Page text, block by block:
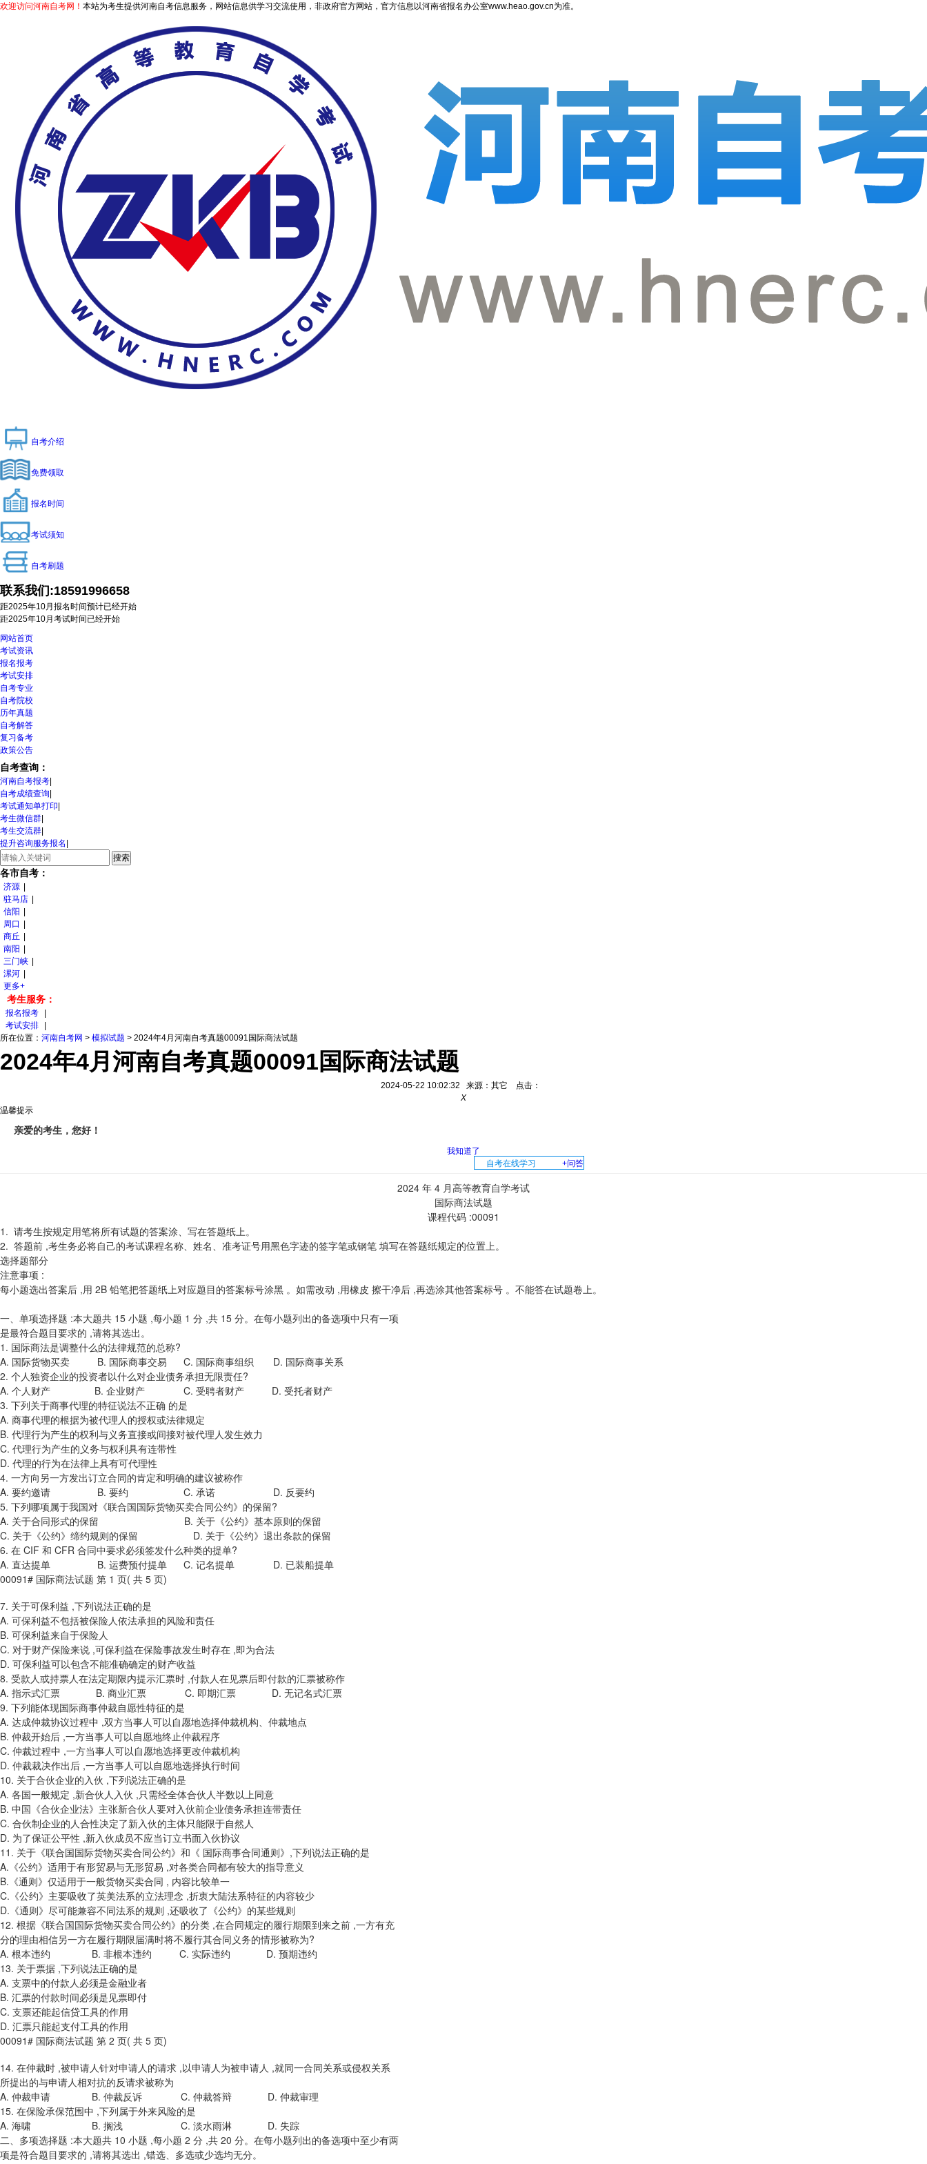
欢迎访问河南自考网！ 本站为考生提供河南自考信息服务，网站信息供学习交流使用，非政府官方网站，官方信息以河南省报名办公室www.heao.gov.cn为准。
自考介绍
免费领取
报名时间
考试须知
自考刷题
联系我们:18591996658
距2025年10月报名时间预计已经开始
距2025年10月考试时间已经开始
网站首页
考试资讯
报名报考
考试安排
自考专业
自考院校
历年真题
自考解答
复习备考
政策公告
自考查询：
河南自考报考
自考成绩查询
考试通知单打印
考生微信群
考生交流群
提升咨询服务报名
各市自考：
济源
驻马店
信阳
周口
商丘
南阳
三门峡
漯河
更多+
考生服务：
报名报考
考试安排
所在位置： 河南自考网 > 模拟试题 > 2024年4月河南自考真题00091国际商法试题
2024年4月河南自考真题00091国际商法试题
2024-05-22 10:02:32 来源：其它 点击：
X
温馨提示
亲爱的考生，您好！
我知道了
自考在线学习
+问答
2024 年 4 月高等教育自学考试
国际商法试题
课程代码 :00091
1. 请考生按规定用笔将所有试题的答案涂、写在答题纸上。
2. 答题前 ,考生务必将自己的考试课程名称、姓名、准考证号用黑色字迹的签字笔或钢笔 填写在答题纸规定的位置上。
选择题部分
注意事项 :
每小题选出答案后 ,用 2B 铅笔把答题纸上对应题目的答案标号涂黑 。如需改动 ,用橡皮 擦干净后 ,再选涂其他答案标号 。不能答在试题卷上。
一、单项选择题 :本大题共 15 小题 ,每小题 1 分 ,共 15 分。在每小题列出的备选项中只有一项
是最符合题目要求的 ,请将其选出。
1. 国际商法是调整什么的法律规范的总称?
A. 国际货物买卖 B. 国际商事交易 C. 国际商事组织 D. 国际商事关系
2. 个人独资企业的投资者以什么对企业债务承担无限责任?
A. 个人财产 B. 企业财产 C. 受聘者财产 D. 受托者财产
3. 下列关于商事代理的特征说法不正确 的是
A. 商事代理的根据为被代理人的授权或法律规定
B. 代理行为产生的权利与义务直接或间接对被代理人发生效力
C. 代理行为产生的义务与权利具有连带性
D. 代理的行为在法律上具有可代理性
4. 一方向另一方发出订立合同的肯定和明确的建议被称作
A. 要约邀请 B. 要约 C. 承诺 D. 反要约
5. 下列哪项属于我国对《联合国国际货物买卖合同公约》的保留?
A. 关于合同形式的保留 B. 关于《公约》基本原则的保留
C. 关于《公约》缔约规则的保留 D. 关于《公约》退出条款的保留
6. 在 CIF 和 CFR 合同中要求必须签发什么种类的提单?
A. 直达提单 B. 运费预付提单 C. 记名提单 D. 已装船提单
00091# 国际商法试题 第 1 页( 共 5 页)
7. 关于可保利益 ,下列说法正确的是
A. 可保利益不包括被保险人依法承担的风险和责任
B. 可保利益来自于保险人
C. 对于财产保险来说 ,可保利益在保险事故发生时存在 ,即为合法
D. 可保利益可以包含不能准确确定的财产收益
8. 受款人或持票人在法定期限内提示汇票时 ,付款人在见票后即付款的汇票被称作
A. 指示式汇票 B. 商业汇票 C. 即期汇票 D. 无记名式汇票
9. 下列能体现国际商事仲裁自愿性特征的是
A. 达成仲裁协议过程中 ,双方当事人可以自愿地选择仲裁机构、仲裁地点
B. 仲裁开始后 ,一方当事人可以自愿地终止仲裁程序
C. 仲裁过程中 ,一方当事人可以自愿地选择更改仲裁机构
D. 仲裁裁决作出后 ,一方当事人可以自愿地选择执行时间
10. 关于合伙企业的入伙 ,下列说法正确的是
A. 各国一般规定 ,新合伙人入伙 ,只需经全体合伙人半数以上同意
B. 中国《合伙企业法》主张新合伙人要对入伙前企业债务承担连带责任
C. 合伙制企业的人合性决定了新入伙的主体只能限于自然人
D. 为了保证公平性 ,新入伙成员不应当订立书面入伙协议
11. 关于《联合国国际货物买卖合同公约》和《 国际商事合同通则》,下列说法正确的是
A.《公约》适用于有形贸易与无形贸易 ,对各类合同都有较大的指导意义
B.《通则》仅适用于一般货物买卖合同 , 内容比较单一
C.《公约》主要吸收了英美法系的立法理念 ,折衷大陆法系特征的内容较少
D.《通则》尽可能兼容不同法系的规则 ,还吸收了《公约》的某些规则
12. 根据《联合国国际货物买卖合同公约》的分类 ,在合同规定的履行期限到来之前 ,一方有充
分的理由相信另一方在履行期限届满时将不履行其合同义务的情形被称为?
A. 根本违约 B. 非根本违约 C. 实际违约 D. 预期违约
13. 关于票据 ,下列说法正确的是
A. 支票中的付款人必须是金融业者
B. 汇票的付款时间必须是见票即付
C. 支票还能起信贷工具的作用
D. 汇票只能起支付工具的作用
00091# 国际商法试题 第 2 页( 共 5 页)
14. 在仲裁时 ,被申请人针对申请人的请求 ,以申请人为被申请人 ,就同一合同关系或侵权关系
所提出的与申请人相对抗的反请求被称为
A. 仲裁申请 B. 仲裁反诉 C. 仲裁答辩 D. 仲裁审理
15. 在保险承保范围中 ,下列属于外来风险的是
A. 海啸 B. 搁浅 C. 淡水雨淋 D. 失踪
二、多项选择题 :本大题共 10 小题 ,每小题 2 分 ,共 20 分。在每小题列出的备选项中至少有两
项是符合题目要求的 ,请将其选出 ,错选、多选或少选均无分。